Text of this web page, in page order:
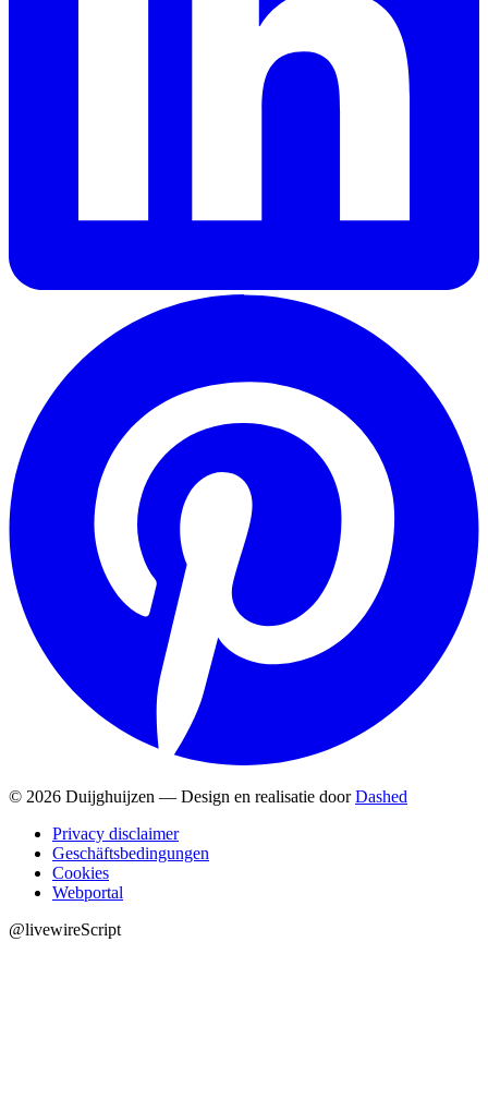
© 2026 Duijghuijzen — Design en realisatie doorDashed
Privacy disclaimer
Geschäftsbedingungen
Cookies
Webportal
@livewireScript